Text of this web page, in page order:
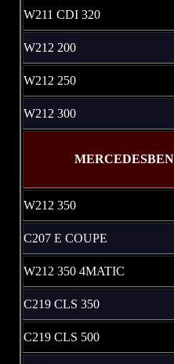
W211 CDI 320
W212 200
W212 250
W212 300
W212 350
C207 E COUPE
W212 350 4MATIC
C219 CLS 350
C219 CLS 500